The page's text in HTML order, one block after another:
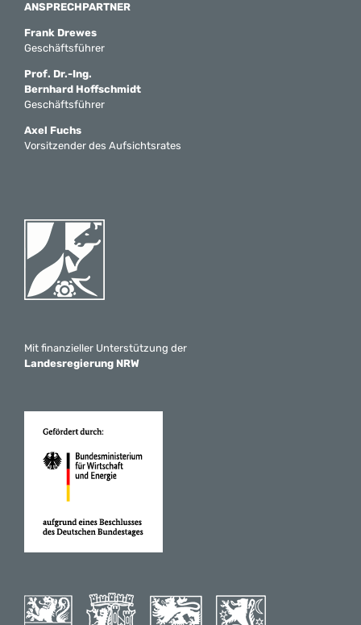
ANSPRECHPARTNER
Frank Drewes
Geschäftsführer
Prof. Dr.-Ing.
Bernhard Hoffschmidt
Geschäftsführer
Axel Fuchs
Vorsitzender des Aufsichtsrates
Mit finanzieller Unterstützung der
Landesregierung NRW